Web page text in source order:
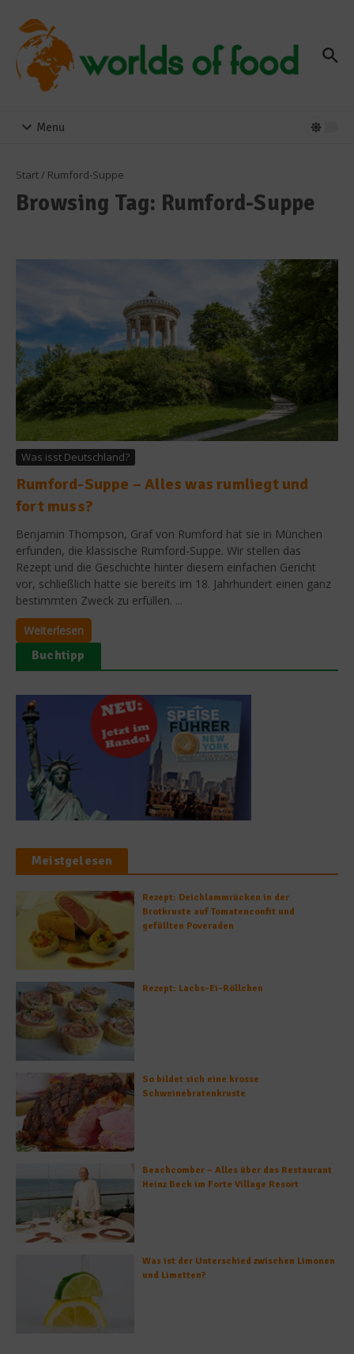
Menu
Start/ Rumford-Suppe
Browsing Tag: Rumford-Suppe
Was isst Deutschland?
Rumford-Suppe – Alles was rumliegt und
fort muss?
Benjamin Thompson, Graf von Rumford hat sie in München
erfunden, die klassische Rumford-Suppe. Wir stellen das
Rezept und die Geschichte hinter diesem einfachen Gericht
vor, schließlich hatte sie bereits im 18. Jahrhundert einen ganz
bestimmten Zweck zu erfüllen. ...
Weiterlesen
Buchtipp
Meistgelesen
Rezept: Deichlammrücken in der
Brotkruste auf Tomatenconfit und
gefüllten Poveraden
Rezept: Lachs-Ei-Röllchen
So bildet sich eine krosse
Schweinebratenkruste
Beachcomber – Alles über das Restaurant
Heinz Beck im Forte Village Resort
Was ist der Unterschied zwischen Limonen
und Limetten?